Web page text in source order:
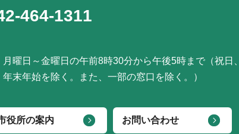
464-1311
月曜日～金曜日の午前8時30分から午後5時まで（祝日、
年末年始を除く。また、一部の窓口を除く。）
役所の案内 お問い合わせ